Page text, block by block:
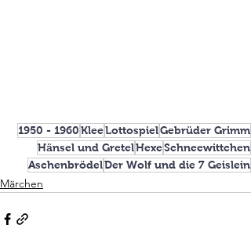
1950 - 1960KleeLottospielGebrüder Grimm
Hänsel und GretelHexeSchneewittchen
AschenbrödelDer Wolf und die 7 Geislein
Märchen